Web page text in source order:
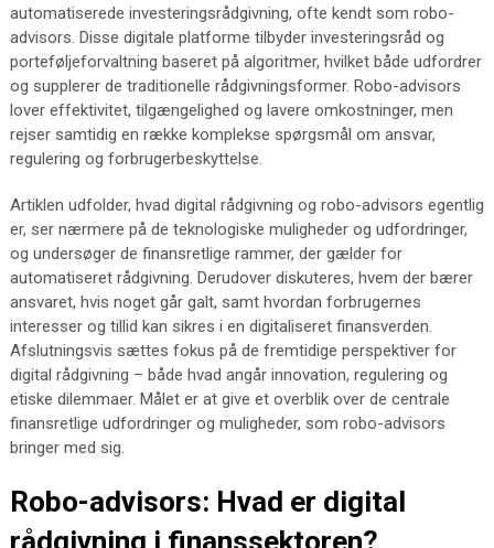
automatiserede investeringsrådgivning, ofte kendt som robo-
advisors. Disse digitale platforme tilbyder investeringsråd og
porteføljeforvaltning baseret på algoritmer, hvilket både udfordrer
og supplerer de traditionelle rådgivningsformer. Robo-advisors
lover effektivitet, tilgængelighed og lavere omkostninger, men
rejser samtidig en række komplekse spørgsmål om ansvar,
regulering og forbrugerbeskyttelse.
Artiklen udfolder, hvad digital rådgivning og robo-advisors egentlig
er, ser nærmere på de teknologiske muligheder og udfordringer,
og undersøger de finansretlige rammer, der gælder for
automatiseret rådgivning. Derudover diskuteres, hvem der bærer
ansvaret, hvis noget går galt, samt hvordan forbrugernes
interesser og tillid kan sikres i en digitaliseret finansverden.
Afslutningsvis sættes fokus på de fremtidige perspektiver for
digital rådgivning – både hvad angår innovation, regulering og
etiske dilemmaer. Målet er at give et overblik over de centrale
finansretlige udfordringer og muligheder, som robo-advisors
bringer med sig.
Robo-advisors: Hvad er digital
rådgivning i finanssektoren?